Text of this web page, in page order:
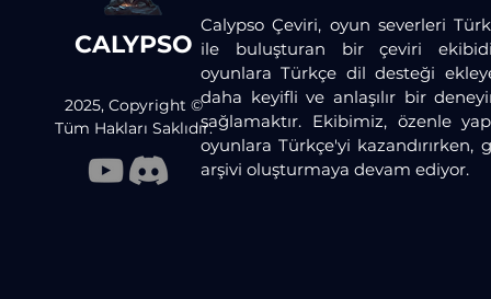
CALYPSO
2025, Copyright ©
Tüm Hakları Saklıdır.
Calypso Çeviri, oyun severleri
ile buluşturan bir çeviri
oyunlara Türkçe dil desteği
daha keyifli ve anlaşılır bir
sağlamaktır. Ekibimiz, özenle
oyunlara Türkçe'yi kazandırırken,
arşivi oluşturmaya devam ediyor.​